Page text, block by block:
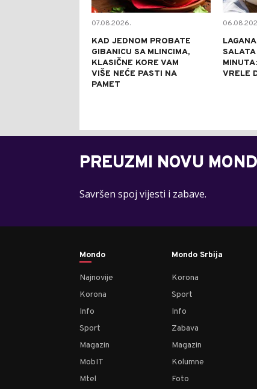
07.08.2026.
KAD JEDNOM PROBATE
GIBANICU SA MLINCIMA,
KLASIČNE KORE VAM
VIŠE NEĆE PASTI NA
PAMET
VRELE
PREUZMI NOVU
Savršen spoj vijesti i zabave.
Mondo
Najnovije
Korona
Info
Sport
Magazin
MobIT
Mtel
Mondo Srbija
Korona
Sport
Info
Zabava
Magazin
Kolumne
Foto